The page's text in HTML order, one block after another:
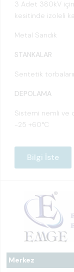
Merkez
3 Adet 380kV
kesitinde izoleli
Metal Sandık
STANKALAR
Sentetik
DEPOLAMA
Sistemi nemli ve
-25 +60°C
Bilgi İste